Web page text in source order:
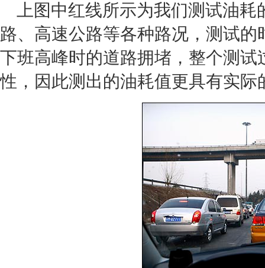
上图中红线所示为我们测试油耗
路、高速公路等各种路况，测试
下班高峰时的道路拥堵，整个测
性，因此测出的油耗值更具有实际